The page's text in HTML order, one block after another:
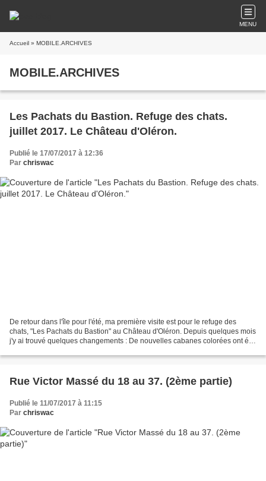
MENU
Accueil » MOBILE.ARCHIVES
MOBILE.ARCHIVES
Les Pachats du Bastion. Refuge des chats.
juillet 2017. Le Château d'Oléron.
Publié le 17/07/2017 à 12:36
Par chriswac
De retour dans l'île pour l'été, ma première visite est pour le refuge des
chats, "Les Pachats du Bastion" au Château d'Oléron. Depuis quelques mois
j'y ai trouvé quelques changements : De nouvelles cabanes colorées ont été
Rue Victor Massé du 18 au 37. (2ème partie)
Publié le 11/07/2017 à 11:15
Par chriswac